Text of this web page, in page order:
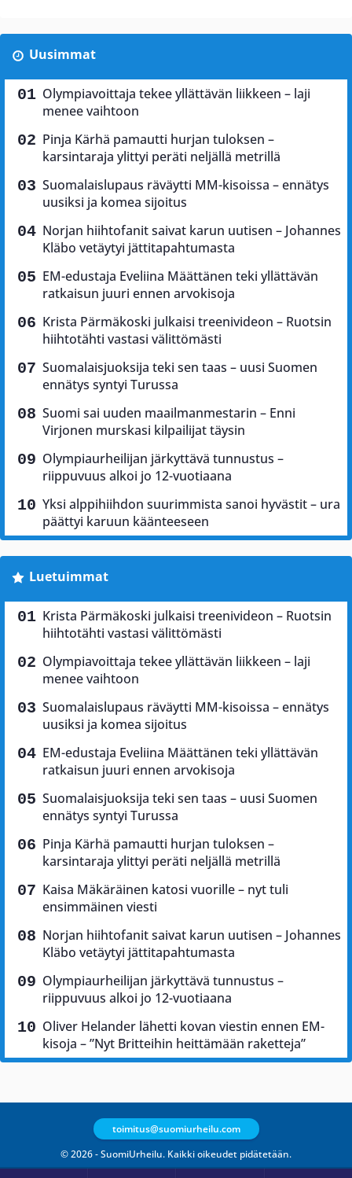
Uusimmat
Olympiavoittaja tekee yllättävän liikkeen – laji
menee vaihtoon
Pinja Kärhä pamautti hurjan tuloksen –
karsintaraja ylittyi peräti neljällä metrillä
Suomalaislupaus räväytti MM-kisoissa – ennätys
uusiksi ja komea sijoitus
Norjan hiihtofanit saivat karun uutisen – Johannes
Kläbo vetäytyi jättitapahtumasta
EM-edustaja Eveliina Määttänen teki yllättävän
ratkaisun juuri ennen arvokisoja
Krista Pärmäkoski julkaisi treenivideon – Ruotsin
hiihtotähti vastasi välittömästi
Suomalaisjuoksija teki sen taas – uusi Suomen
ennätys syntyi Turussa
Suomi sai uuden maailmanmestarin – Enni
Virjonen murskasi kilpailijat täysin
Olympiaurheilijan järkyttävä tunnustus –
riippuvuus alkoi jo 12-vuotiaana
Yksi alppihiihdon suurimmista sanoi hyvästit – ura
päättyi karuun käänteeseen
Luetuimmat
Krista Pärmäkoski julkaisi treenivideon – Ruotsin
hiihtotähti vastasi välittömästi
Olympiavoittaja tekee yllättävän liikkeen – laji
menee vaihtoon
Suomalaislupaus räväytti MM-kisoissa – ennätys
uusiksi ja komea sijoitus
EM-edustaja Eveliina Määttänen teki yllättävän
ratkaisun juuri ennen arvokisoja
Suomalaisjuoksija teki sen taas – uusi Suomen
ennätys syntyi Turussa
Pinja Kärhä pamautti hurjan tuloksen –
karsintaraja ylittyi peräti neljällä metrillä
Kaisa Mäkäräinen katosi vuorille – nyt tuli
ensimmäinen viesti
Norjan hiihtofanit saivat karun uutisen – Johannes
Kläbo vetäytyi jättitapahtumasta
Olympiaurheilijan järkyttävä tunnustus –
riippuvuus alkoi jo 12-vuotiaana
Oliver Helander lähetti kovan viestin ennen EM-
kisoja – ”Nyt Britteihin heittämään raketteja”
© 2026 - SuomiUrheilu. Kaikki oikeudet pidätetään.
toimitus@suomiurheilu.com